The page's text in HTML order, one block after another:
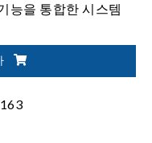
능을 통합한 시스템
등 다양한 항목의 통